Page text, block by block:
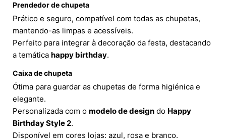
Prendedor de chupeta
Prático e seguro, compatível com todas as chupetas,
mantendo-as limpas e acessíveis.
Perfeito para integrar à decoração da festa, destacando
a temática happy birthday.
Caixa de chupeta
Ótima para guardar as chupetas de forma higiénica e
elegante.
Personalizada com o modelo de design do Happy
Birthday Style 2.
Disponível em cores lojas: azul, rosa e branco.